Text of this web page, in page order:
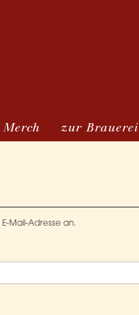
zur Brauerei
Mail-Adresse an.